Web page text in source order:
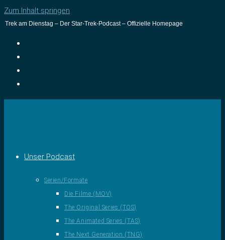
Zum Inhalt springen
Trek am Dienstag – Der Star-Trek-Podcast – Offizielle Homepage
Unser Podcast
Serien/Formate
Die Filme (MOV)
The Original Series (TOS)
The Animated Series (TAS)
The Next Generation (TNG)